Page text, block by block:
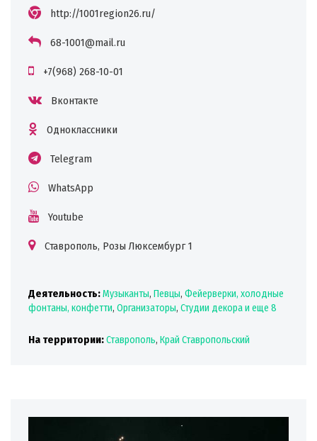
http://1001region26.ru/
68-1001@mail.ru
+7(968) 268-10-01
Вконтакте
Одноклассники
Telegram
WhatsApp
Youtube
Ставрополь, Розы Люксембург 1
Деятельность:Музыканты, Певцы, Фейерверки, холодные
фонтаны, конфетти, Организаторы, Студии декораи еще 8
На территории:Ставрополь, Край Ставропольский